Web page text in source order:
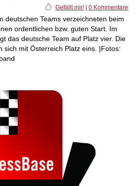
Gefällt mir! 0 Kommentare
deutschen Teams verzeichneten beim
ordentlichen bzw. guten Start. Im
das deutsche Team auf Platz vier. Die
sich mit Österreich Platz eins. |Fotos: